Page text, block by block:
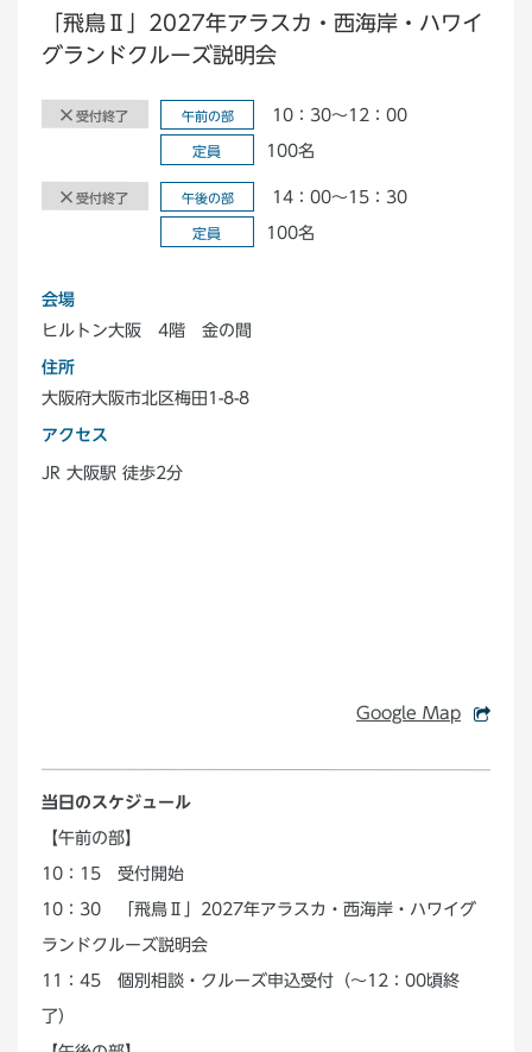
「飛鳥Ⅱ」2027年アラスカ・西海岸・ハワイ
グランドクルーズ説明会
受付終了 午前の部 10：30～12：00
定員 100名
受付終了 午後の部 14：00～15：30
定員 100名
会場
ヒルトン大阪 4階 金の間
住所
大阪府大阪市北区梅田1-8-8
アクセス
JR 大阪駅 徒歩2分
Google Map
当日のスケジュール
【午前の部】
10：15 受付開始
10：30 「飛鳥Ⅱ」2027年アラスカ・西海岸・ハワイグ
ランドクルーズ説明会
11：45 個別相談・クルーズ申込受付（～12：00頃終
了）